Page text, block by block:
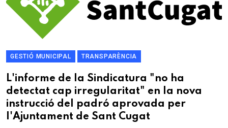
GESTIÓ MUNICIPAL TRANSPARÈNCIA
L'informe de la Sindicatura "no ha
detectat cap irregularitat" en la nova
instrucció del padró aprovada per
l'Ajuntament de Sant Cugat